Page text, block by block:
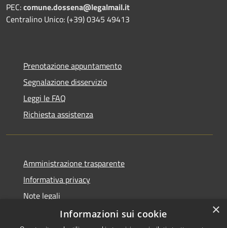
PEC:comune.dossena@legalmail.it
Centralino Unico: (+39) 0345 49413
Prenotazione appuntamento
Segnalazione disservizio
Leggi le FAQ
Richiesta assistenza
Amministrazione trasparente
Informativa privacy
Note legali
Dichiarazione di accessibilità
×
Informazioni sui cookie